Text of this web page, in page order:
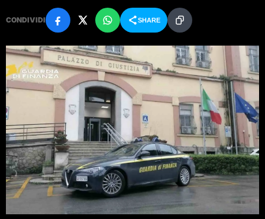
CONDIVIDI SHARE